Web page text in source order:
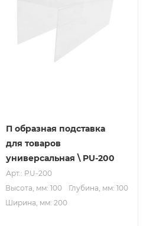
П образная подставка
для товаров
универсальная \ PU-200
Арт.: PU-200
Высота, мм: 100
Глубина, мм: 100
Ширина, мм: 200